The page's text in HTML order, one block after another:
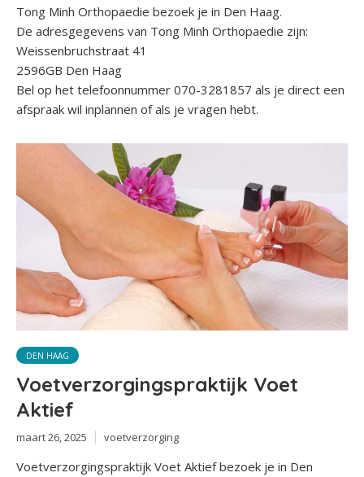
Tong Minh Orthopaedie bezoek je in Den Haag.
De adresgegevens van Tong Minh Orthopaedie zijn:
Weissenbruchstraat 41
2596GB Den Haag
Bel op het telefoonnummer 070-3281857 als je direct een
afspraak wil inplannen of als je vragen hebt.
DEN HAAG
Voetverzorgingspraktijk Voet
Aktief
maart 26, 2025 voetverzorging
Voetverzorgingspraktijk Voet Aktief bezoek je in Den